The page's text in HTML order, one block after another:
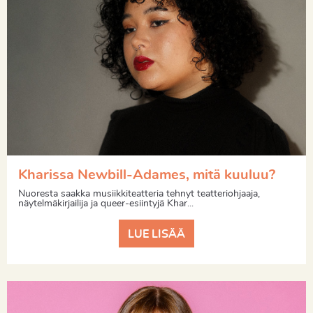
Kharissa Newbill-Adames, mitä kuuluu?
Nuoresta saakka musiikkiteatteria tehnyt teatteriohjaaja,
näytelmäkirjailija ja queer-esiintyjä Khar...
LUE LISÄÄ